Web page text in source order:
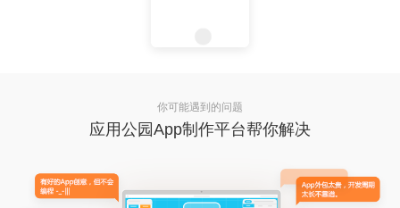
你可能遇到的问题
应用公园App制作平台帮你解决